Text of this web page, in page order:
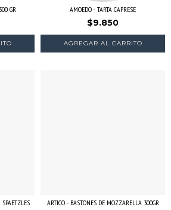
GR AMOEDO - TARTA CAPRESE
$9.850
ARTICO - BASTONES DE MOZZARELLA 300GR